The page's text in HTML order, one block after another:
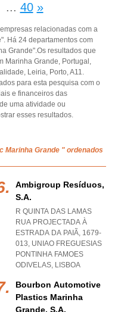
... 40 »
relacionadas com a
Há 24 departamentos com
Grande".Os resultados que
Marinha Grande, Portugal,
Leiria, Porto, A11.
para esta pesquisa com o
e financeiros das
uma atividade ou
esses resultados.
Marinha Grande " ordenados
Ambigroup Resíduos,
S.a.
R QUINTA DAS LAMAS
RUA PROJECTADA À
ESTRADA DA PAIÃ, 1679-
013, UNIAO FREGUESIAS
PONTINHA FAMOES
ODIVELAS, LISBOA
Bourbon Automotive
Plastics Marinha
Grande, S.a.